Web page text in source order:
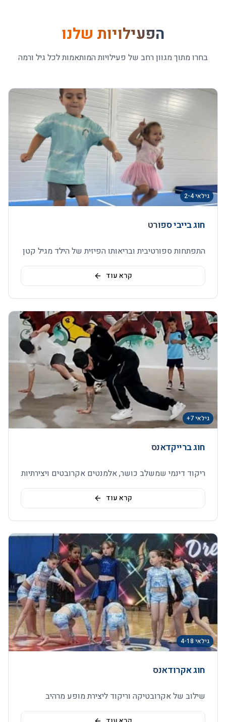
הפעילויות שלנו
בחרו מתוך מגוון רחב של פעילויות המותאמות לכל גיל ורמה
גילאי 2-4
חוג בייבי ספורט
התפתחות ספורטיבית ובריאותו הפיזית של הילד מגיל קטן
קרא עוד
גילאי 7+
חוג ברייקדאנס
ריקוד דינמי שמשלב כושר, אלמנטים אקרובטים ויצירתיות
קרא עוד
גילאי 4-18
חוג אקרודאנס
שילוב של אקרובטיקה וריקוד ליצירת מופע מרהיב